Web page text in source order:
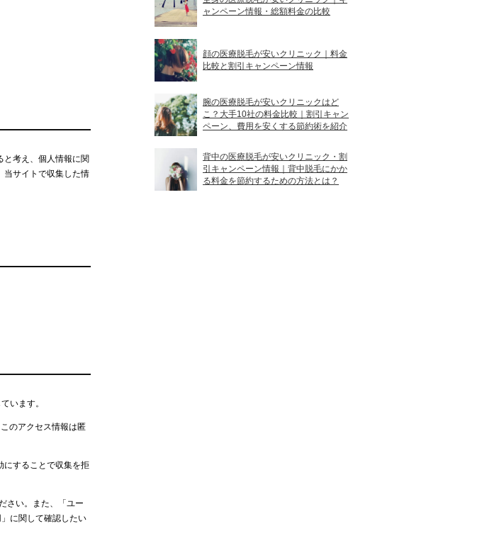
と考え、個人情報に関
当サイトで収集した情
います。
のアクセス情報は匿
にすることで収集を拒
さい。また、「ユー
に関して確認したい
ャンペーン情報・総額料金の比較
顔の医療脱毛が安いクリニック｜料金
比較と割引キャンペーン情報
腕の医療脱毛が安いクリニックはど
こ？大手10社の料金比較｜割引キャン
ペーン、費用を安くする節約術を紹介
背中の医療脱毛が安いクリニック・割
引キャンペーン情報｜背中脱毛にかか
る料金を節約するための方法とは？